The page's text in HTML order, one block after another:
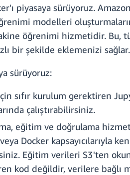
piyasaya sürüyoruz.
modelleri
öğrenimi hizmetidir. Bu,
bir şekilde eklemenizi sağlar.
sürüyoruz:
sıfır kurulum gerektiren
çalıştırabilirsiniz.
eğitim ve doğrulama
Docker
Eğitim verileri S3'ten
kod değildir, verilere